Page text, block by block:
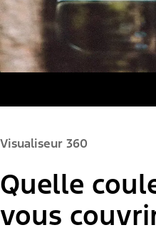
Visualiseur 360
Quelle
vous
Couleur de la peinture :